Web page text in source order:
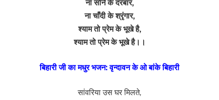
ना सोने के दरबार,
ना चाँदी के श्रृंगार,
श्याम तो प्रेम के भूखे है,
श्याम तो प्रेम के भूखे है।।
बिहारी जी का मधुर भजन: वृन्दावन के ओ बांके बिहारी
सांवरिया उस घर मिलते,